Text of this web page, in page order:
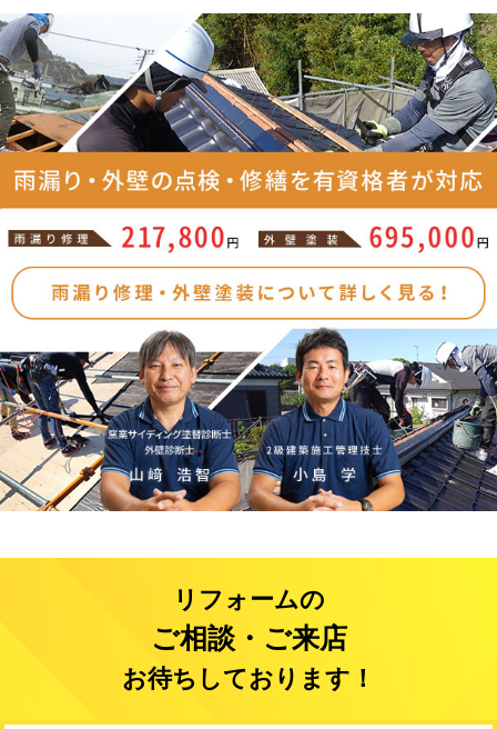
リフォームの
ご相談・ご来店
お待ちしております！